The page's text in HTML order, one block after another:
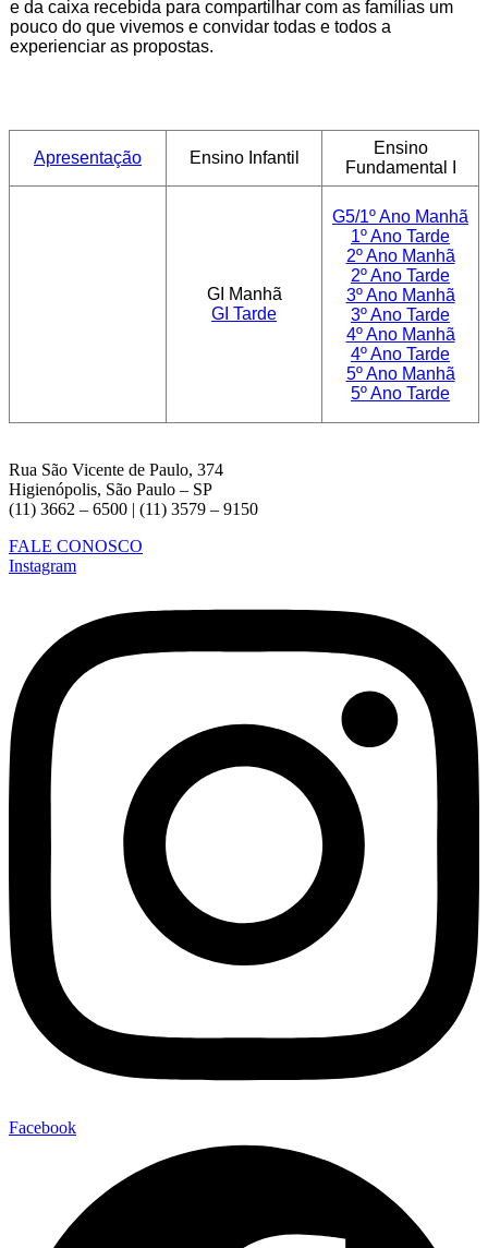
e da caixa recebida para compartilhar com as famílias um
pouco do que vivemos e convidar todas e todos a
experienciar as propostas.
Apresentação Ensino Infantil
Ensino
Fundamental I
GI Manhã
GI Tarde
G5/1º Ano Manhã
1º Ano Tarde
2º Ano Manhã
2º Ano Tarde
3º Ano Manhã
3º Ano Tarde
4º Ano Manhã
4º Ano Tarde
5º Ano Manhã
5º Ano Tarde
Rua São Vicente de Paulo, 374
Higienópolis, São Paulo – SP
(11) 3662 – 6500 | (11) 3579 – 9150
FALE CONOSCO
Instagram
Facebook